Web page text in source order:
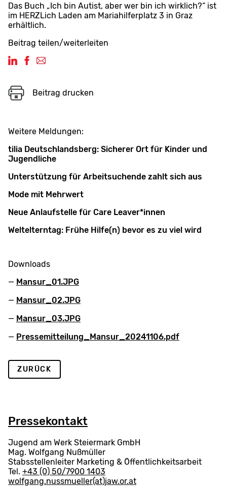
Das Buch „Ich bin Autist, aber wer bin ich wirklich?“ ist
im HERZLich Laden am Mariahilferplatz 3 in Graz
erhältlich.
Beitrag teilen/weiterleiten
Beitrag drucken
Weitere Meldungen:
tilia Deutschlandsberg: Sicherer Ort für Kinder und
Jugendliche
Unterstützung für Arbeitsuchende zahlt sich aus
Mode mit Mehrwert
Neue Anlaufstelle für Care Leaver*innen
Weltelterntag: Frühe Hilfe(n) bevor es zu viel wird
Downloads
Mansur_01.JPG
Mansur_02.JPG
Mansur_03.JPG
Pressemitteilung_Mansur_20241106.pdf
ZURÜCK
Pressekontakt
Jugend am Werk Steiermark GmbH
Mag. Wolfgang Nußmüller
Stabsstellenleiter Marketing & Öffentlichkeitsarbeit
Tel. +43 (0) 50/7900 1403
wolfgang.nussmueller(at)jaw.or.at